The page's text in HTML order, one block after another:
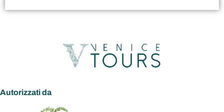
Autorizzati da